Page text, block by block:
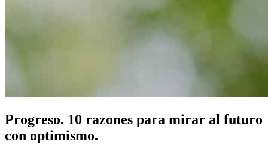
Progreso. 10 razones para mirar al futuro
con optimismo.